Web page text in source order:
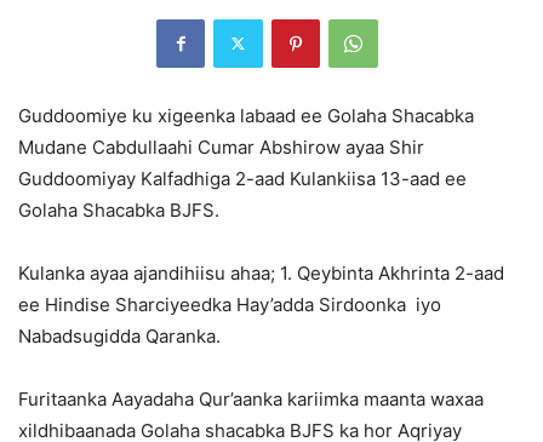
Guddoomiye ku xigeenka labaad ee Golaha Shacabka
Mudane Cabdullaahi Cumar Abshirow ayaa Shir
Guddoomiyay Kalfadhiga 2-aad Kulankiisa 13-aad ee
Golaha Shacabka BJFS.
Kulanka ayaa ajandihiisu ahaa; 1. Qeybinta Akhrinta 2-aad
ee Hindise Sharciyeedka Hay’adda Sirdoonka iyo
Nabadsugidda Qaranka.
Furitaanka Aayadaha Qur’aanka kariimka maanta waxaa
xildhibaanada Golaha shacabka BJFS ka hor Aqriyay